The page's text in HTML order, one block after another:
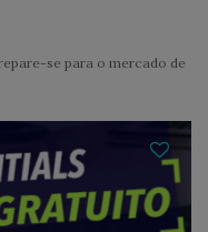
se para o mercado de